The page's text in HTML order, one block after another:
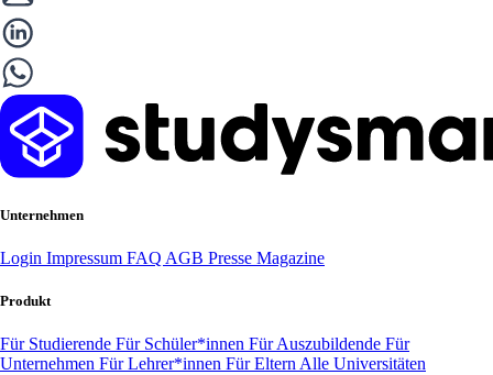
Unternehmen
Login Impressum FAQ AGB Presse Magazine
Produkt
Für Studierende Für Schüler*innen Für Auszubildende Für
Unternehmen Für Lehrer*innen Für Eltern Alle Universitäten